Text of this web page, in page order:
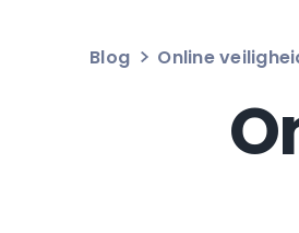
Blog Online